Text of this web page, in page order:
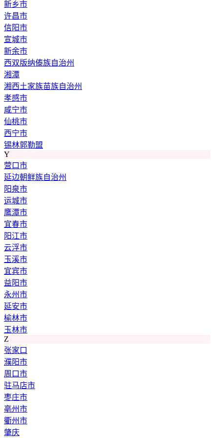
新乡市
许昌市
信阳市
宣城市
新余市
西双版纳傣族自治州
湘潭
湘西土家族苗族自治州
孝感市
咸宁市
仙桃市
西宁市
锡林郭勒盟
Y
营口市
延边朝鲜族自治州
阳泉市
运城市
鹰潭市
宜春市
阳江市
云浮市
玉溪市
宜宾市
益阳市
永州市
延安市
榆林市
玉林市
Z
张家口
濮阳市
周口市
驻马店市
枣庄市
亳州市
衢州市
肇庆